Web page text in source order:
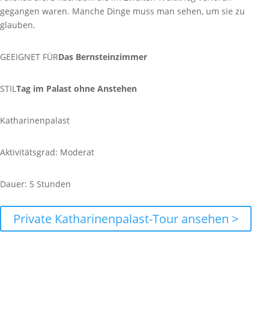
gegangen waren. Manche Dinge muss man sehen, um sie zu
glauben.
GEEIGNET FÜRDas Bernsteinzimmer
STILTag im Palast ohne Anstehen
Katharinenpalast
Aktivitätsgrad: Moderat
Dauer: 5 Stunden
Private Katharinenpalast-Tour ansehen >